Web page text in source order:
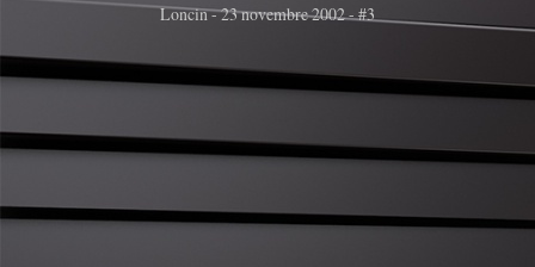
Loncin - 23 novembre 2002 - #3